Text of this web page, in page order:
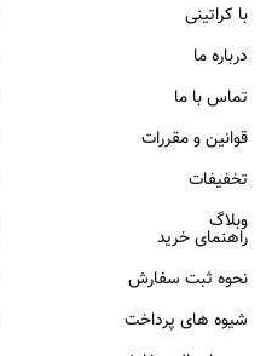
با کراتینی
درباره ما
تماس با ما
قوانین و مقررات
تخفیفات
وبلاگ
راهنمای خرید
نحوه ثبت سفارش
شیوه های پرداخت